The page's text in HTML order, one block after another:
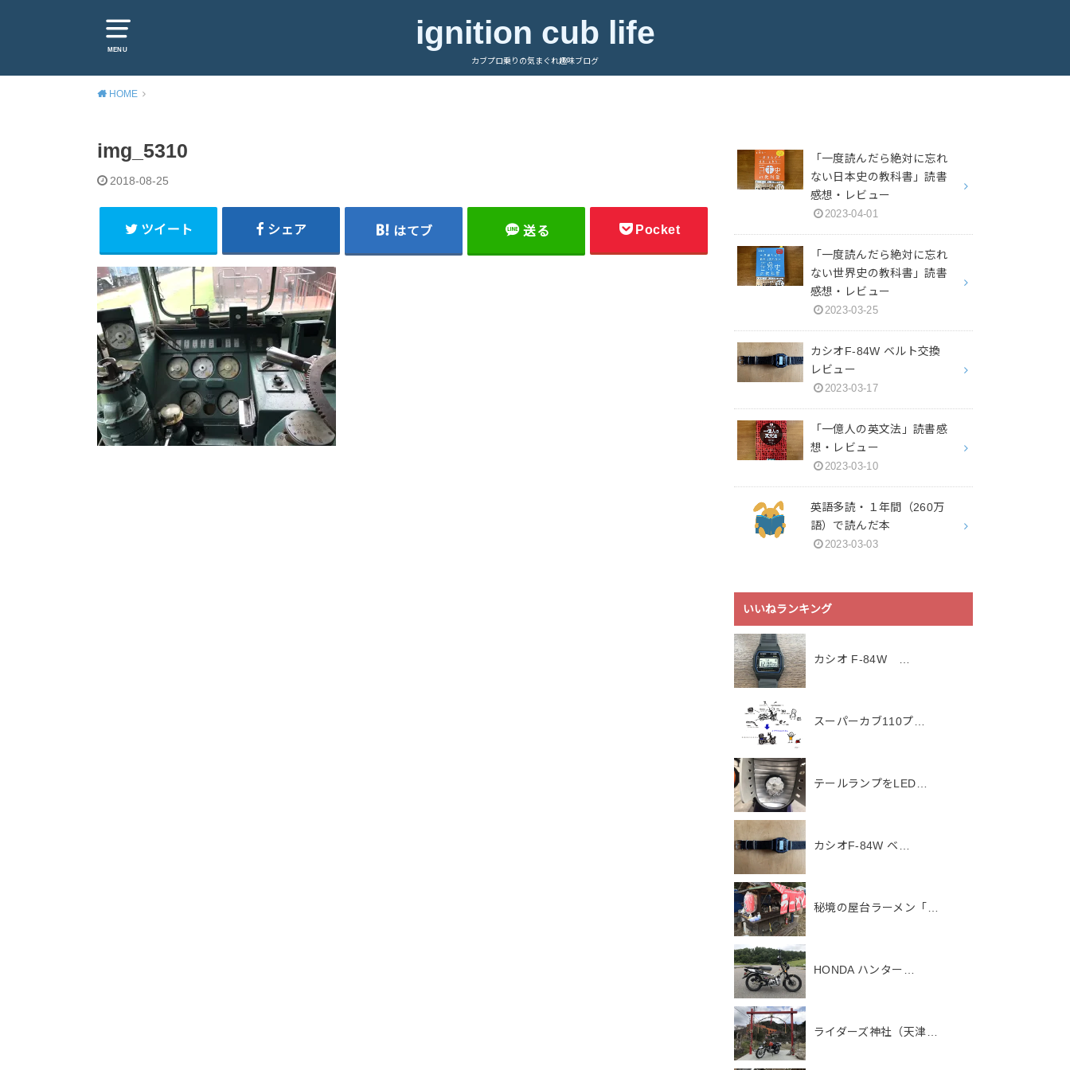
MENU ignition cub life
カブプロ乗りの気まぐれ趣味ブログ
HOME
img_5310
2018-08-25
ツイート シェア はてブ 送る Pocket
「一度読んだら絶対に忘れ
ない日本史の教科書」読書
感想・レビュー
2023-04-01
「一度読んだら絶対に忘れ
ない世界史の教科書」読書
感想・レビュー
2023-03-25
カシオF-84W ベルト交換
レビュー
2023-03-17
「一億人の英文法」読書感
想・レビュー
2023-03-10
英語多読・１年間（260万
語）で読んだ本
2023-03-03
いいねランキング
カシオ F-84W …
スーパーカブ110プ…
テールランプをLED…
カシオF-84W ベ…
秘境の屋台ラーメン「…
HONDA ハンター…
ライダーズ神社（天津…